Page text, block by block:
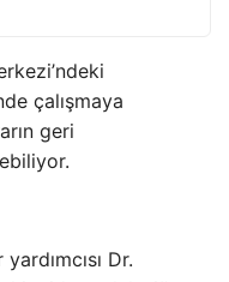
çalışmaya
geri
Dr.